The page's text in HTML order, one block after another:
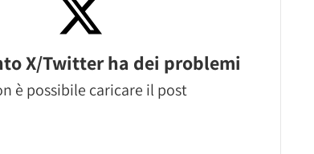
X/Twitter ha dei problemi
è possibile caricare il post